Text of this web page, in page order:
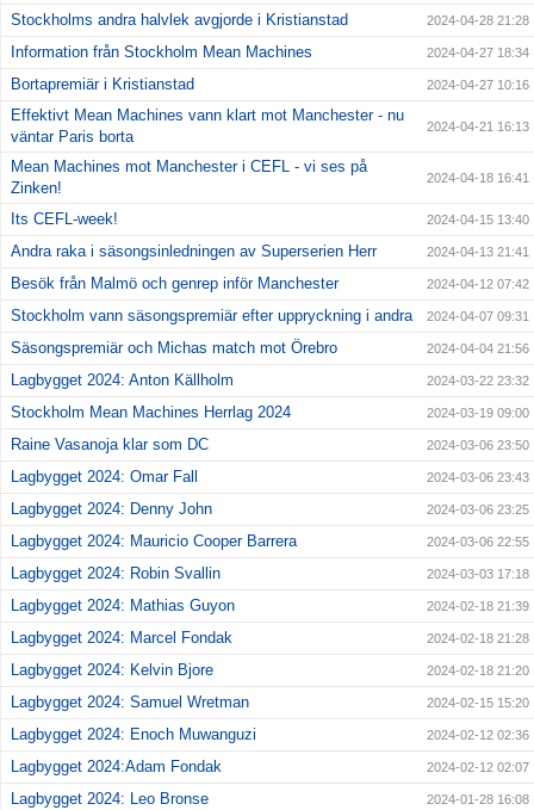
Stockholms andra halvlek avgjorde i Kristianstad 2024-04-28 21:28
Information från Stockholm Mean Machines 2024-04-27 18:34
Bortapremiär i Kristianstad 2024-04-27 10:16
Effektivt Mean Machines vann klart mot Manchester - nu
väntar Paris borta
2024-04-21 16:13
Mean Machines mot Manchester i CEFL - vi ses på
Zinken!
2024-04-18 16:41
Its CEFL-week! 2024-04-15 13:40
Andra raka i säsongsinledningen av Superserien Herr 2024-04-13 21:41
Besök från Malmö och genrep inför Manchester 2024-04-12 07:42
Stockholm vann säsongspremiär efter uppryckning i andra 2024-04-07 09:31
Säsongspremiär och Michas match mot Örebro 2024-04-04 21:56
Lagbygget 2024: Anton Källholm 2024-03-22 23:32
Stockholm Mean Machines Herrlag 2024 2024-03-19 09:00
Raine Vasanoja klar som DC 2024-03-06 23:50
Lagbygget 2024: Omar Fall 2024-03-06 23:43
Lagbygget 2024: Denny John 2024-03-06 23:25
Lagbygget 2024: Mauricio Cooper Barrera 2024-03-06 22:55
Lagbygget 2024: Robin Svallin 2024-03-03 17:18
Lagbygget 2024: Mathias Guyon 2024-02-18 21:39
Lagbygget 2024: Marcel Fondak 2024-02-18 21:28
Lagbygget 2024: Kelvin Bjore 2024-02-18 21:20
Lagbygget 2024: Samuel Wretman 2024-02-15 15:20
Lagbygget 2024: Enoch Muwanguzi 2024-02-12 02:36
Lagbygget 2024:Adam Fondak 2024-02-12 02:07
Lagbygget 2024: Leo Bronse 2024-01-28 16:08